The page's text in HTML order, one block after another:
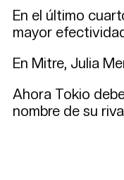
En el último
mayor
En Mitre, Julia
Ahora Tokio
nombre de su